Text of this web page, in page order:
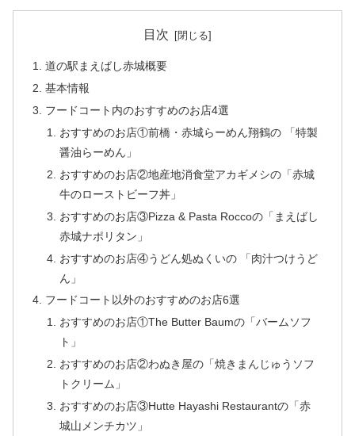
目次
道の駅まえばし赤城概要
基本情報
フードコート内のおすすめのお店4選
おすすめのお店①前橋・赤城らーめん翔鶴の 「特製
醤油らーめん」
おすすめのお店②地産地消食堂アカギメシの「赤城
牛のローストビーフ丼」
おすすめのお店③Pizza & Pasta Roccoの「まえばし
赤城ナポリタン」
おすすめのお店④うどん処ぬくいの 「肉汁つけうど
ん」
フードコート以外のおすすめのお店6選
おすすめのお店①The Butter Baumの「バームソフ
ト」
おすすめのお店②わぬき屋の「焼きまんじゅうソフ
トクリーム」
おすすめのお店③Hutte Hayashi Restaurantの「赤
城山メンチカツ」